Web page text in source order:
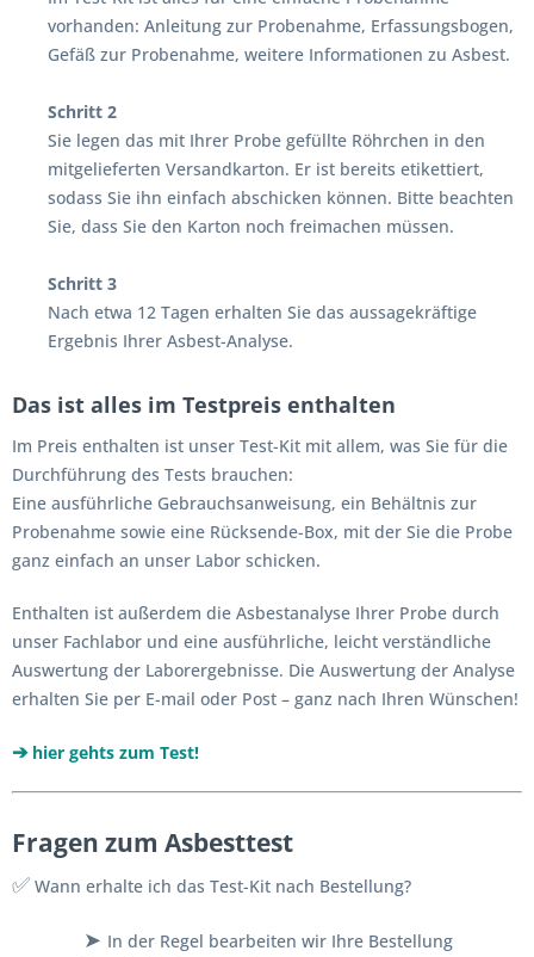
vorhanden: Anleitung zur Probenahme, Erfassungsbogen,
Gefäß zur Probenahme, weitere Informationen zu Asbest.
Schritt 2
Sie legen das mit Ihrer Probe gefüllte Röhrchen in den
mitgelieferten Versandkarton. Er ist bereits etikettiert,
sodass Sie ihn einfach abschicken können. Bitte beachten
Sie, dass Sie den Karton noch freimachen müssen.
Schritt 3
Nach etwa 12 Tagen erhalten Sie das aussagekräftige
Ergebnis Ihrer Asbest-Analyse.
Das ist alles im Testpreis enthalten
Im Preis enthalten ist unser Test-Kit mit allem, was Sie für die
Durchführung des Tests brauchen:
Eine ausführliche Gebrauchsanweisung, ein Behältnis zur
Probenahme sowie eine Rücksende-Box, mit der Sie die Probe
ganz einfach an unser Labor schicken.
Enthalten ist außerdem die Asbestanalyse Ihrer Probe durch
unser Fachlabor und eine ausführliche, leicht verständliche
Auswertung der Laborergebnisse. Die Auswertung der Analyse
erhalten Sie per E-mail oder Post – ganz nach Ihren Wünschen!
➔ hier gehts zum Test!
Fragen zum Asbesttest
✅ Wann erhalte ich das Test-Kit nach Bestellung?
➤ In der Regel bearbeiten wir Ihre Bestellung